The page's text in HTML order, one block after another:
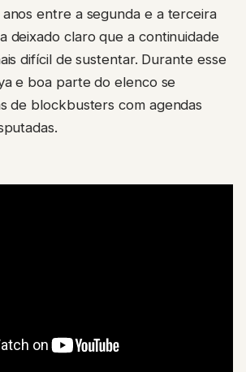
entre a segunda e a terceira
deixado claro que a continuidade
difícil de sustentar. Durante esse
e boa parte do elenco se
de blockbusters com agendas